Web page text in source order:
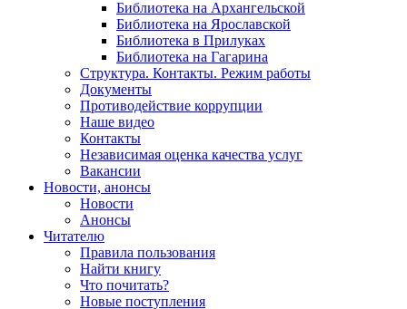
Библиотека на Архангельской
Библиотека на Ярославской
Библиотека в Прилуках
Библиотека на Гагарина
Структура. Контакты. Режим работы
Документы
Противодействие коррупции
Наше видео
Контакты
Независимая оценка качества услуг
Вакансии
Новости, анонсы
Новости
Анонсы
Читателю
Правила пользования
Найти книгу
Что почитать?
Новые поступления